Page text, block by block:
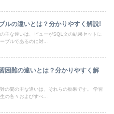
ルの違いとは？分かりやすく解説!
主な違いは、ビューがSQL文の結果セットに
ブルであるのに対...
困難の違いとは？分かりやすく解
の間の主な違いは、それらの効果です。 学習
の各々およびすべ...